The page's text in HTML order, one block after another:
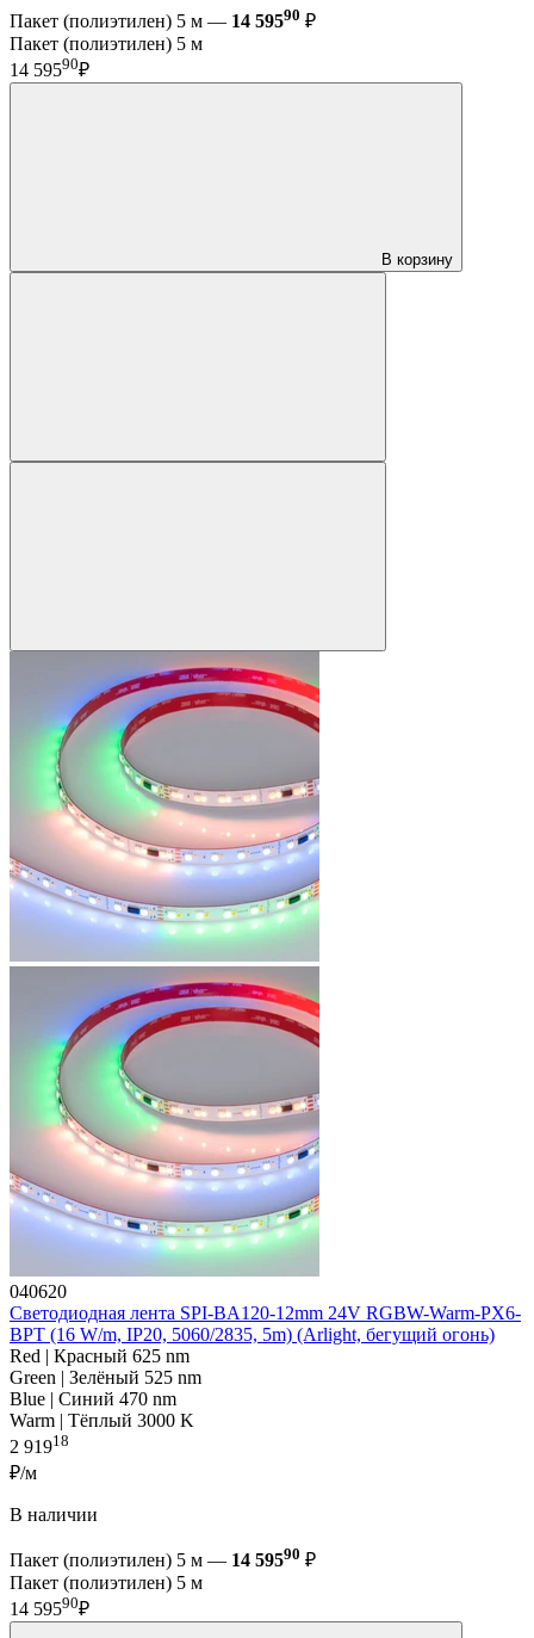
Пакет (полиэтилен) 5 м — 14 59590 ₽
Пакет (полиэтилен) 5 м
14 59590₽
В корзину
040620
Светодиодная лента SPI-BA120-12mm 24V RGBW-Warm-PX6-
BPT (16 W/m, IP20, 5060/2835, 5m) (Arlight, бегущий огонь)
Red | Красный 625 nm
Green | Зелёный 525 nm
Blue | Синий 470 nm
Warm | Тёплый 3000 K
2 91918
₽/м
В наличии
Пакет (полиэтилен) 5 м — 14 59590 ₽
Пакет (полиэтилен) 5 м
14 59590₽